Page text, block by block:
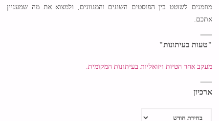
מוזמנים לשוטט בין הפוסטים השונים והמגוונים, ולמצוא את מה שמעניין
אתכם.
"טעות בעיתונות"
מעקב אחר הטיות ויזואליות בעיתונות המקומית.
ארכיון